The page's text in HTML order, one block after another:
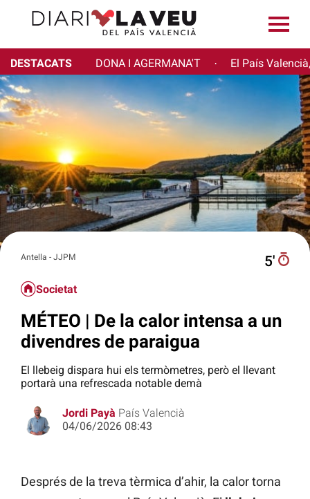
DESTACATS DONA I AGERMANA'T · El País
Antella - JJPM 5′
Societat
MÉTEO | De la calor intensa a un
divendres de paraigua
El llebeig dispara hui els termòmetres, però el llevant
portarà una refrescada notable demà
Jordi Payà País Valencià
04/06/2026 08:43
Després de la treva tèrmica d’ahir, la calor torna